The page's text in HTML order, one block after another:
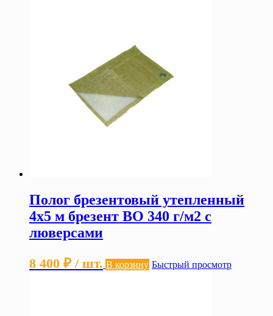
Полог брезентовый утепленный
4х5 м брезент ВО 340 г/м2 с
люверсами
8 400 ₽ / шт. В корзину Быстрый просмотр